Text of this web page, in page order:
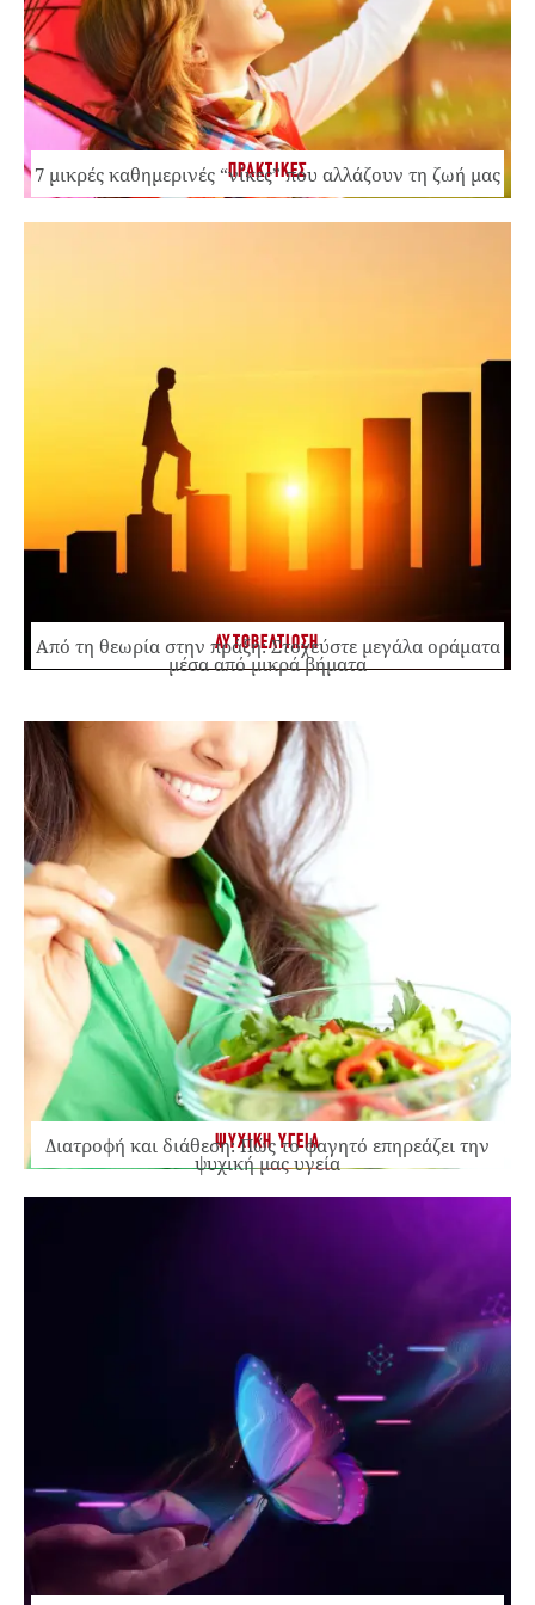
ΠΡΑΚΤΙΚΕΣ
7 μικρές καθημερινές “νίκες” που αλλάζουν τη ζωή μας
ΑΥΤΟΒΕΛΤΙΩΣΗ
Από τη θεωρία στην πράξη: Στοχεύστε μεγάλα οράματα
μέσα από μικρά βήματα
ΨΥΧΙΚΗ ΥΓΕΙΑ
Διατροφή και διάθεση: Πώς το φαγητό επηρεάζει την
ψυχική μας υγεία